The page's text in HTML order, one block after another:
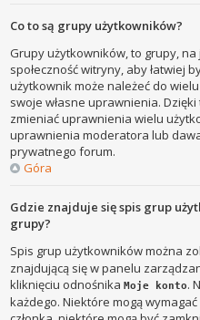
Co to są grupy użytkowników?
Grupy użytkowników, to grupy,
społeczność witryny, aby łatwiej
użytkownik może należeć do
swoje własne uprawnienia.
zmieniać uprawnienia wielu
uprawnienia moderatora lub
prywatnego forum.
Góra
Gdzie znajduje się spis grup
grupy?
Spis grup użytkowników można
znajdującą się w panelu
kliknięciu odnośnikaMoje konto.
każdego. Niektóre mogą